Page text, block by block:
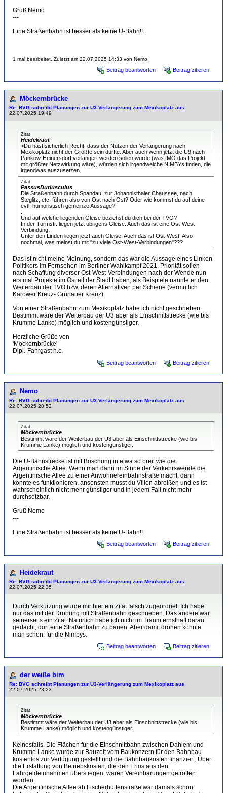
Gruß Nemo
---
Eine Straßenbahn ist besser als keine U-Bahn!!
1 mal bearbeitet. Zuletzt am 22.07.2025 14:33 von Nemo.
Beitrag beantworten Beitrag zitieren
Möckernbrücke
Re: BVG schreibt Planungen zur U3-Verlängerung zum Mexikoplatz aus
22.07.2025 19:49
Zitat
Heidekraut
>Du hast sicherlich Recht, dass der Nutzen der Verlängerung nach
Mexikoplatz nicht der Größte sein dürfte. Aber auch wenn jetzt die U9 nach
Pankow-Heinersdorf verlängert werden sollen würde (was IMO das Projekt
mit größter Netzwirkung wäre), würden sich irgendwelche NIMBYs finden, die
irgendwas auszusetzen.
Zitat
PassusDuriusculus
Die Straßenbahn durch Spandau, zur Johannisthaler Chaussee, nach
Steglitz, etc. führen also von Ost nach Ost? Oder wie kommst du auf deine
evtl. humoristisch gemeinze Aussage?
Und auf welche liegenden Gleise beziehst du dich bei der TVO?
In der Turmstr. liegen jetzt übrigens Gleise. Auch das ist eine Ost-West-
Verbindung.
Unter den Linden liegen jetzt auch Gleise. Auch das ist Ost-West. Also
nochmal, was meinst du mit "zu viele Ost-West-Verbindungen"???
Das ist nicht meine Meinung, sondern das war die Aussage eines Linken-
Politikers im Fernsehen im Berliner Wahlkampf 2021, Priorität sollen
nach Schaffung diverser Ost-West-Verbindungen nach der Wende nun
erstmal Projekte im Ostteil der Stadt haben, als Beispiele nannte er den
Weiterbau der TVO bzw. deren Alternativen per Schiene (vermutlich
Karower Kreuz- Grünauer Kreuz).
Von einer Straßenbahn zum Mexikoplatz habe ich nicht geschrieben.
Bestimmt wäre der Weiterbau der U3 aber als Einschnittstrecke (wie bis
Krumme Lanke) möglich und kostengünstiger.
Herzliche Grüße von
'Möckernbrücke'
Dipl.-Fahrgast h.c.
Beitrag beantworten Beitrag zitieren
Nemo
Re: BVG schreibt Planungen zur U3-Verlängerung zum Mexikoplatz aus
22.07.2025 20:52
Zitat
Möckernbrücke
Bestimmt wäre der Weiterbau der U3 aber als Einschnittstrecke (wie bis
Krumme Lanke) möglich und kostengünstiger.
Die U-Bahnstrecke ist mit Böschung in etwa so breit wie die
Argentinische Allee. Wenn man dann im Sinne der Verkehrswende die
Argentinische Allee zu einer Anwohnereinbahnstraße macht, dann
könnte es funktionieren, ansonsten musst du Villen abreißen und es ist
wahrscheinlich nicht mehr günstiger und in jedem Fall nicht mehr
durchsetzbar.
Gruß Nemo
---
Eine Straßenbahn ist besser als keine U-Bahn!!
Beitrag beantworten Beitrag zitieren
Heidekraut
Re: BVG schreibt Planungen zur U3-Verlängerung zum Mexikoplatz aus
22.07.2025 22:35
Durch Verkürzung wurde mir hier ein Zitat falsch zugeordnet. Ich habe
nur das mit der Drohung mit Straßenbahn geschrieben. Das andere war
seinerseits ein Zitat. Natürlich habe ich nicht im Traum ernsthaft daran
gedacht, dort eine Straßenbahn zu bauen. Aber damit drohen könnte
man schon. für die Nimbys.
Beitrag beantworten Beitrag zitieren
der weiße bim
Re: BVG schreibt Planungen zur U3-Verlängerung zum Mexikoplatz aus
22.07.2025 23:23
Zitat
Möckernbrücke
Bestimmt wäre der Weiterbau der U3 aber als Einschnittstrecke (wie bis
Krumme Lanke) möglich und kostengünstiger.
Keinesfalls. Die Flächen für die Einschnittbahn zwischen Dahlem und
Krumme Lanke wurde zur Bauzeit vom Baukonzern für den Bahnbau
kostenlos zur Verfügung gestellt und die Bahnbaukosten finanziert. Über
die Erstattung von Betriebskosten, die den Erlös aus den
Fahrgeldeinnahmen überstiegen, waren Vereinbarungen getroffen
worden.
Die Argentinische Allee ab Fischerhüttenstraße war damals schon